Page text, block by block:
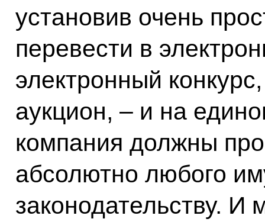
установив очень
перевести в
электронный
аукцион, – и на
компания должны
абсолютно любого
законодательству. И